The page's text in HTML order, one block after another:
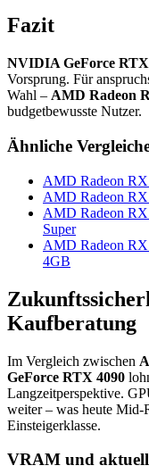
Fazit
NVIDIA GeForce RTX
Vorsprung. Für
Wahl – AMD Radeon
budgetbewusste Nutzer.
Ähnliche
AMD Radeon
AMD Radeon
AMD Radeon
Super
AMD Radeon
4GB
Kaufberatung
Im Vergleich zwischen
GeForce RTX 4090
Langzeitperspektive.
weiter – was heute Mid-
Einsteigerklasse.
VRAM und